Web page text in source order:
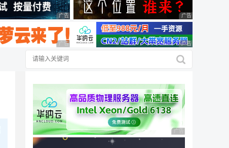
广告 商业广告，理性选择 广告 商业广告，理
广告 商业广告，理性选择 广告 商业广告，理
广告 商业广告，理性